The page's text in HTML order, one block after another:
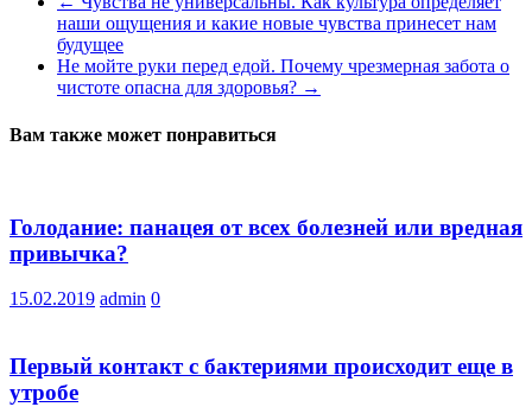
наши ощущения и какие новые чувства принесет нам
будущее
Не мойте руки перед едой. Почему чрезмерная забота о
чистоте опасна для здоровья? →
Вам также может понравиться
Голодание: панацея от всех болезней или вредная
привычка?
15.02.2019 admin 0
Первый контакт с бактериями происходит еще в
утробе